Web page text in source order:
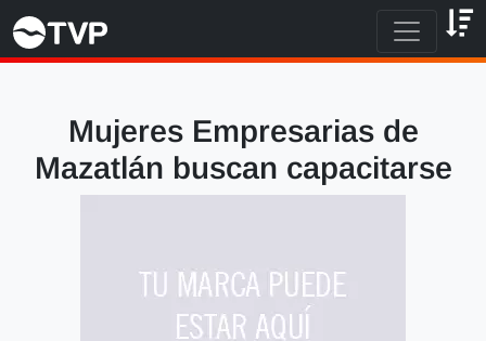
Mujeres Empresarias de
Mazatlán buscan capacitarse